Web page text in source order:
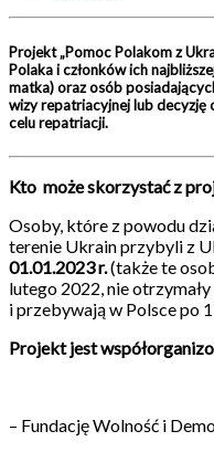
Projekt „Pomoc Polakom z
Polaka i członków ich
matka) oraz osób
wizy repatriacyjnej lub decyzję
celu repatriacji.
Kto może skorzystać z
Osoby, które z powodu
terenie Ukrain przybyli z
01.01.2023 r.(także te
lutego 2022, nie
i przebywają w Polsce po
Projekt jest
– Fundację Wolność i